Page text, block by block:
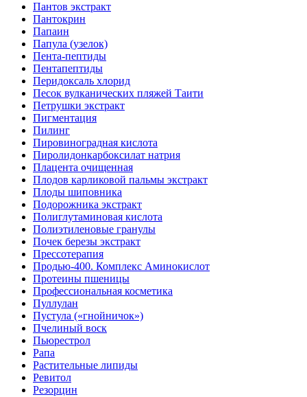
Пантов экстракт
Пантокрин
Папаин
Папула (узелок)
Пента-пептиды
Пентапептиды
Перидоксаль хлорид
Песок вулканических пляжей Таити
Петрушки экстракт
Пигментация
Пилинг
Пировиноградная кислота
Пиролидонкарбоксилат натрия
Плацента очищенная
Плодов карликовой пальмы экстракт
Плоды шиповника
Подорожника экстракт
Полиглутаминовая кислота
Полиэтиленовые гранулы
Почек березы экстракт
Прессотерапия
Продью-400. Комплекс Аминокислот
Протеины пшеницы
Профессиональная косметика
Пуллулан
Пустула («гнойничок»)
Пчелиный воск
Пьюрестрол
Рапа
Растительные липиды
Ревитол
Резорцин